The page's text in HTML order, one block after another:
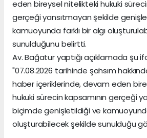
eden bireysel nitelikteki hukuki
gerçeği yansıtmayan şekilde
kamuoyunda farklı bir algı
sunulduğunu belirtti.
Av. Bağatur yaptığı açıklamada şu
"07.08.2026 tarihinde şahsım
haber içeriklerinde, devam eden
hukuki sürecin kapsamının gerçeği
biçimde genişletildiği ve
oluşturabilecek şekilde sunulduğu